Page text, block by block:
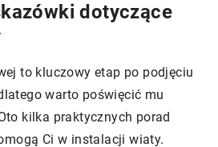
dotyczące
to kluczowy etap po podjęciu
warto poświęcić mu
kilka praktycznych porad
Ci w instalacji wiaty.